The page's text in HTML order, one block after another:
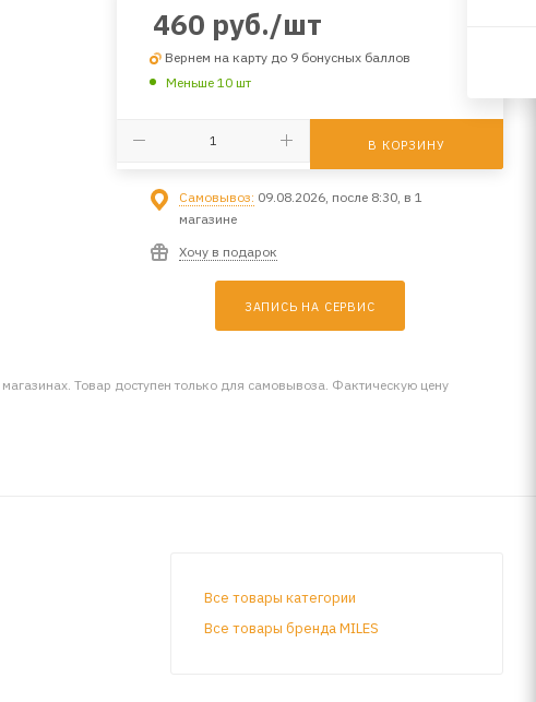
460 руб./шт
Вернем на карту до 9 бонусных баллов
Меньше 10 шт
В КОРЗИНУ
Самовывоз: 09.08.2026, после 8:30, в 1
магазине
Хочу в подарок
ЗАПИСЬ НА СЕРВИС
Товар доступен только для самовывоза. Фактическую цену
Все товары категории
Все товары бренда MILES